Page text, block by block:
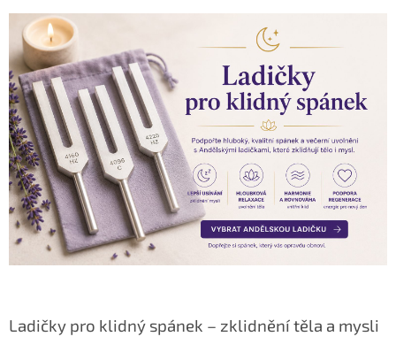
Ladičky pro klidný spánek – zklidnění těla a mysli